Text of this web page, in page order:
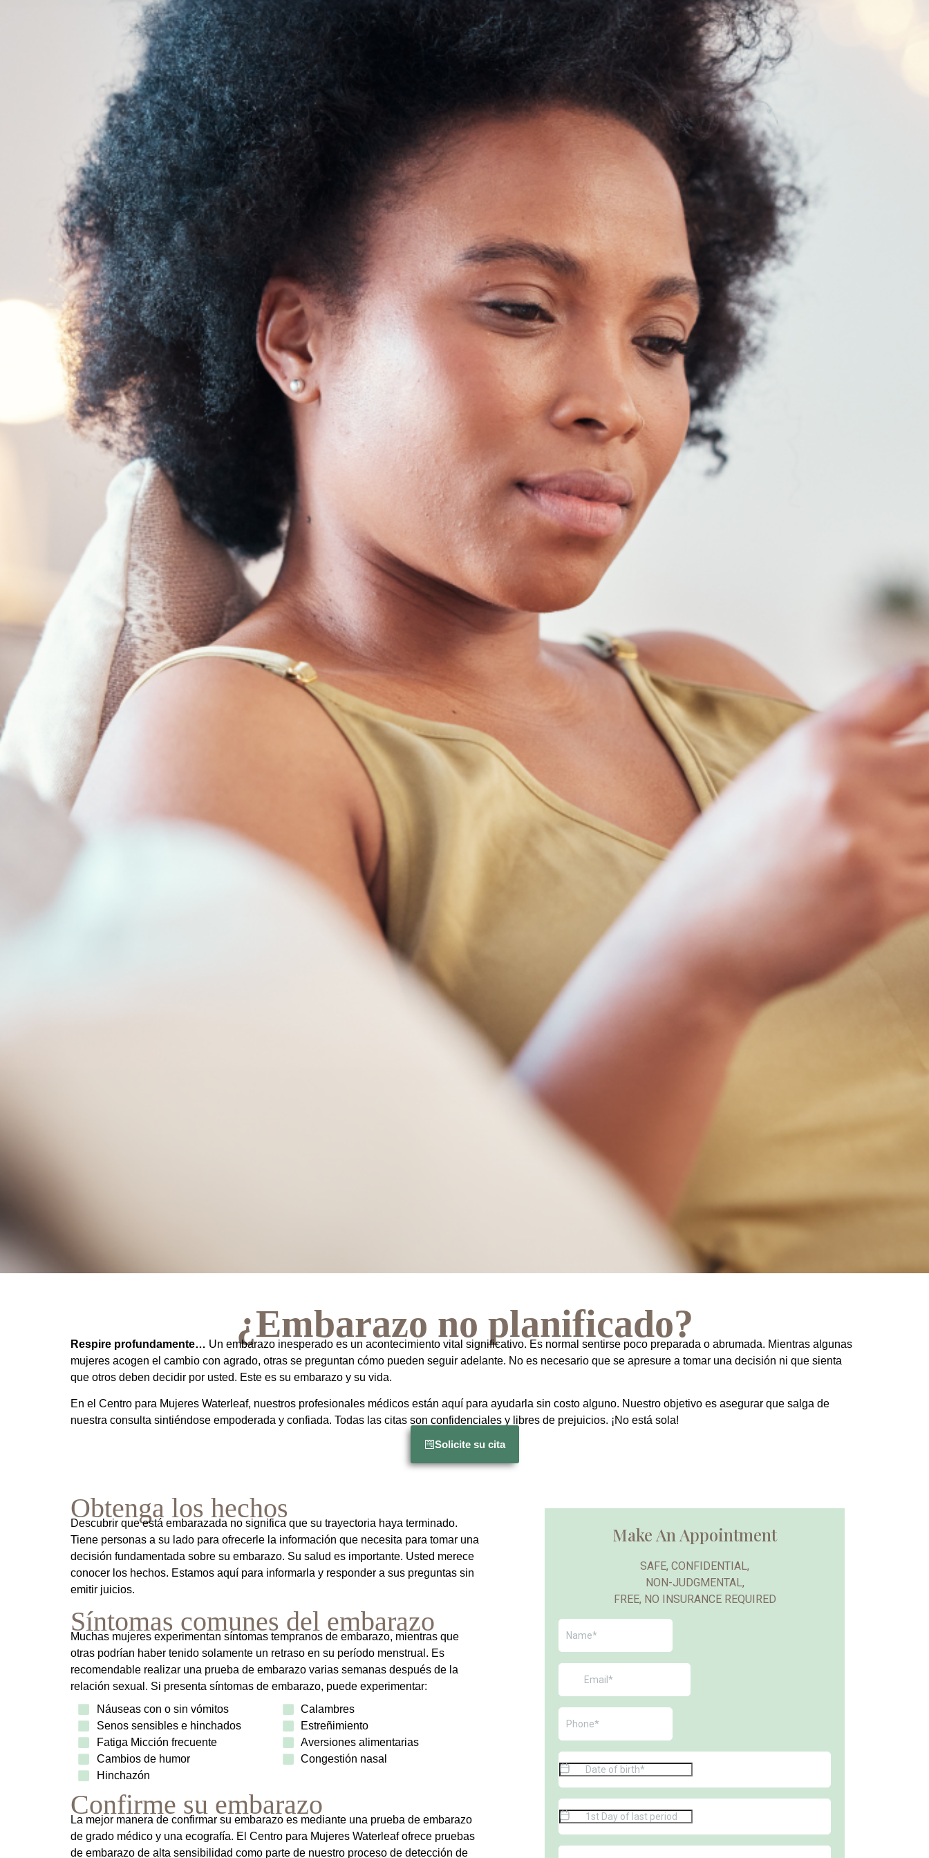
¿Embarazo no planificado?
Respire profundamente… Un embarazo inesperado es un acontecimiento vital significativo. Es normal sentirse poco preparada o abrumada. Mientras algunas
mujeres acogen el cambio con agrado, otras se preguntan cómo pueden seguir adelante. No es necesario que se apresure a tomar una decisión ni que sienta
que otros deben decidir por usted. Este es su embarazo y su vida.
En el Centro para Mujeres Waterleaf, nuestros profesionales médicos están aquí para ayudarla sin costo alguno. Nuestro objetivo es asegurar que salga de
nuestra consulta sintiéndose empoderada y confiada. Todas las citas son confidenciales y libres de prejuicios. ¡No está sola!
Solicite su cita
Obtenga los hechos
Descubrir que está embarazada no significa que su trayectoria haya terminado.
Tiene personas a su lado para ofrecerle la información que necesita para tomar una
decisión fundamentada sobre su embarazo. Su salud es importante. Usted merece
conocer los hechos. Estamos aquí para informarla y responder a sus preguntas sin
emitir juicios.
Síntomas comunes del embarazo
Muchas mujeres experimentan síntomas tempranos de embarazo, mientras que
otras podrían haber tenido solamente un retraso en su período menstrual. Es
recomendable realizar una prueba de embarazo varias semanas después de la
relación sexual. Si presenta síntomas de embarazo, puede experimentar:
Náuseas con o sin vómitos
Senos sensibles e hinchados
Fatiga Micción frecuente
Cambios de humor
Hinchazón
Calambres
Estreñimiento
Aversiones alimentarias
Congestión nasal
Confirme su embarazo
La mejor manera de confirmar su embarazo es mediante una prueba de embarazo
de grado médico y una ecografía. El Centro para Mujeres Waterleaf ofrece pruebas
de embarazo de alta sensibilidad como parte de nuestro proceso de detección de